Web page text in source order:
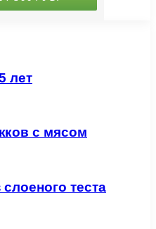
лет
с мясом
теста